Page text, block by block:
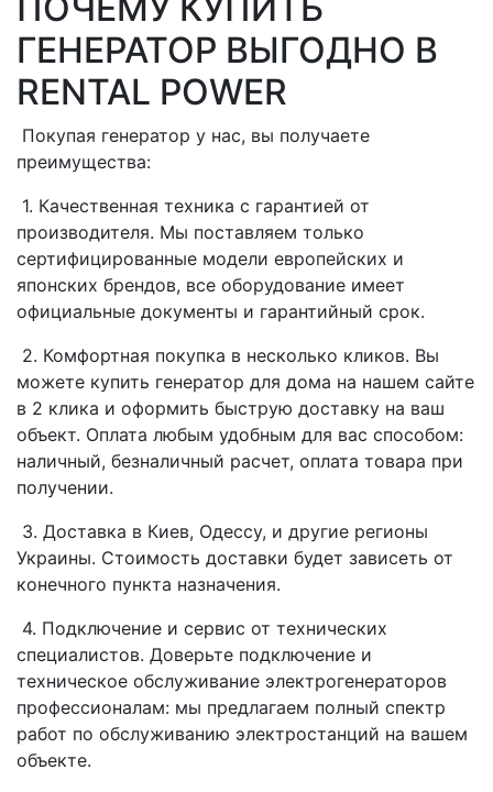
ПОЧЕМУ КУПИТЬ
ГЕНЕРАТОР ВЫГОДНО В
RENTAL POWER
Покупая генератор у нас, вы получаете
преимущества:
1. Качественная техника с гарантией от
производителя. Мы поставляем только
сертифицированные модели европейских и
японских брендов, все оборудование имеет
официальные документы и гарантийный срок.
2. Комфортная покупка в несколько кликов. Вы
можете купить генератор для дома на нашем сайте
в 2 клика и оформить быструю доставку на ваш
объект. Оплата любым удобным для вас способом:
наличный, безналичный расчет, оплата товара при
получении.
3. Доставка в Киев, Одессу, и другие регионы
Украины. Стоимость доставки будет зависеть от
конечного пункта назначения.
4. Подключение и сервис от технических
специалистов. Доверьте подключение и
техническое обслуживание электрогенераторов
профессионалам: мы предлагаем полный спектр
работ по обслуживанию электростанций на вашем
объекте.